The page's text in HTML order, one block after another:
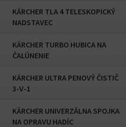
KÄRCHER TLA 4 TELESKOPICKÝ
NADSTAVEC
KÄRCHER TURBO HUBICA NA
ČALÚNENIE
KÄRCHER ULTRA PENOVÝ ČISTIČ
3-V-1
KÄRCHER UNIVERZÁLNA SPOJKA
NA OPRAVU HADÍC